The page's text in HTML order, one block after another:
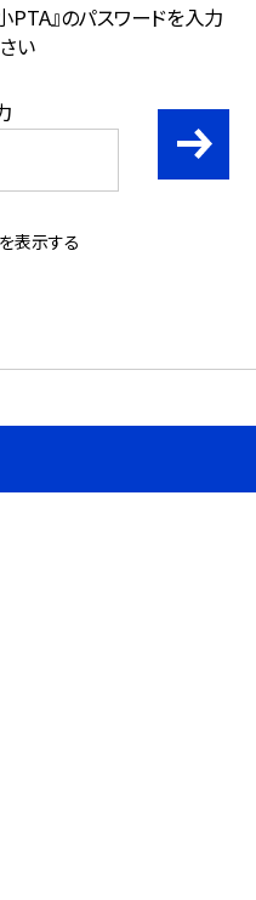
PTA』のパスワードを入力
い
表示する